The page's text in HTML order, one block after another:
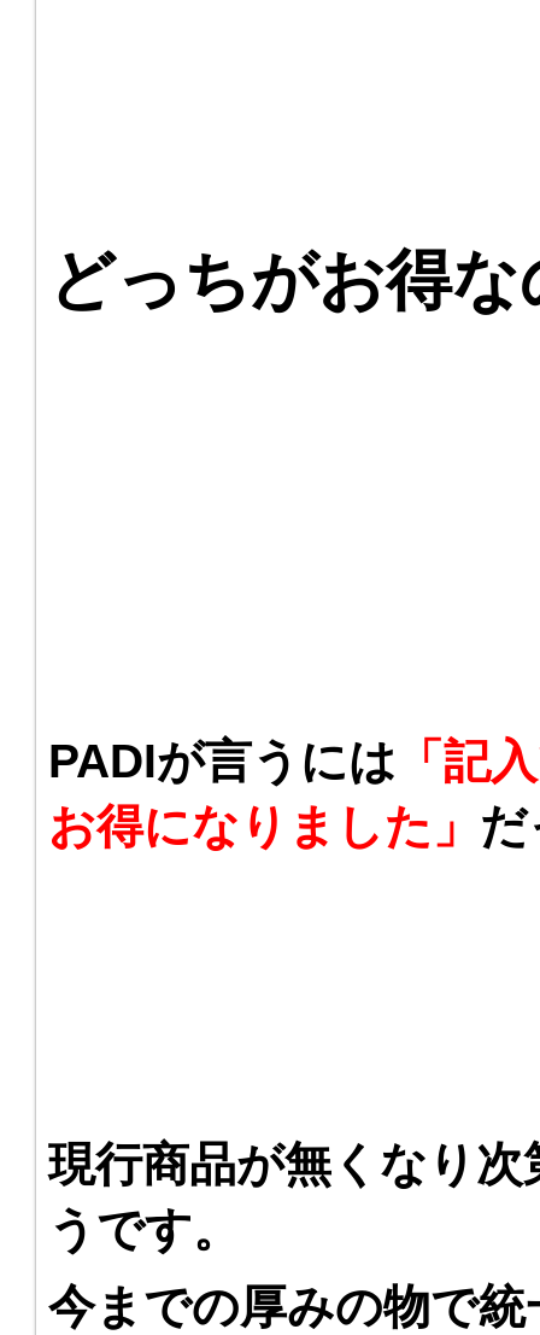
どっちがお得な
PADIが言うには 「記
お得になりました」 だ
現行商品が無くなり
うです。
今までの厚みの物で